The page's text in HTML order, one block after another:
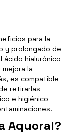
para la
y prolongado de
ácido hialurónico
la
es compatible
retirarlas
e higiénico
Aquoral?